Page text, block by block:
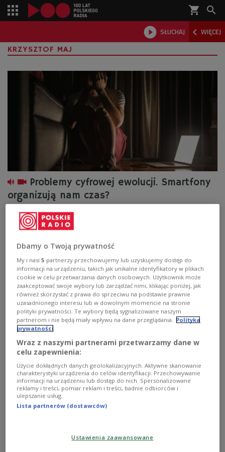
shopping_cart 
 SŁUCHAJ  WIĘCEJ

KRZYSZTOF MAJ
Problemy cyfrowej ewolucji. Smartfony
organizują nam czas?
- Naczelny problem z technologią, który już teraz mamy
jest taki, że telefon jest zabawką i zamiast dostarczać
temu urządzeniu to: co będę dzisiaj robił? - powiedział
Michałem Krzykawskim i Magdaleną Bigaj podzielili się
wyzwaniami jakie niesie ze sobą rewolucja cyfrowa.
Zobacz więcej na temat:Dwójka Zobacz także
młodzież
internet
cyfryzacja Magdalena Bigaj
Katarzyna Hagmajer-Kwiatek
Dystopia i jej wszechobecność we
współczesnej kulturze popularnej
Dbamy o Twoją prywatność
My i nasi5 partnerzy przechowujemy lub uzyskujemy dostęp do
informacji na urządzeniu, takich jak unikalne identyfikatory w plikach
cookie w celu przetwarzania danych osobowych. Użytkownik może
zaakceptować swoje wybory lub zarządzać nimi, klikając poniżej, jak
również skorzystać z prawa do sprzeciwu na podstawie prawnie
uzasadnionego interesu lub w dowolnym momencie na stronie
polityki prywatności. Te wybory będą sygnalizowane naszym
partnerom i nie będą miały wpływu na dane przeglądania. Polityka
prywatności
Wraz z naszymi partnerami przetwarzamy dane w
celu zapewnienia:
Użycie dokładnych danych geolokalizacyjnych. Aktywne skanowanie
charakterystyki urządzenia do celów identyfikacji. Przechowywanie
informacji na urządzeniu lub dostęp do nich. Spersonalizowane
reklamy i treści, pomiar reklam i treści, badnie odbiorców i
ulepszanie usług.
Lista partnerów (dostawców)
Ustawienia zaawansowane